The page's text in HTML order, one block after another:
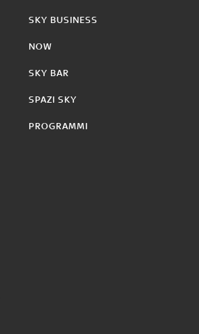
SKY BUSINESS
NOW
SKY BAR
SPAZI SKY
PROGRAMMI